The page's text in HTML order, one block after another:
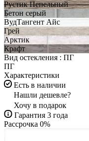
Рустик Пепельный
Бетон серый
ВудТангент Айс
Грей
Арктик
Крафт
Вид остекления : ПГ
ПГ
Характеристики
Есть в наличии
Нашли дешевле?
Хочу в подарок
Гарантия 3 года
Рассрочка 0%